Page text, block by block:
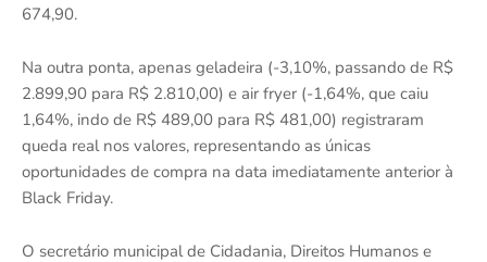
674,90.
Na outra ponta, apenas geladeira (-3,10%, passando de R$
2.899,90 para R$ 2.810,00) e air fryer (-1,64%, que caiu
1,64%, indo de R$ 489,00 para R$ 481,00) registraram
queda real nos valores, representando as únicas
oportunidades de compra na data imediatamente anterior à
Black Friday.
O secretário municipal de Cidadania, Direitos Humanos e